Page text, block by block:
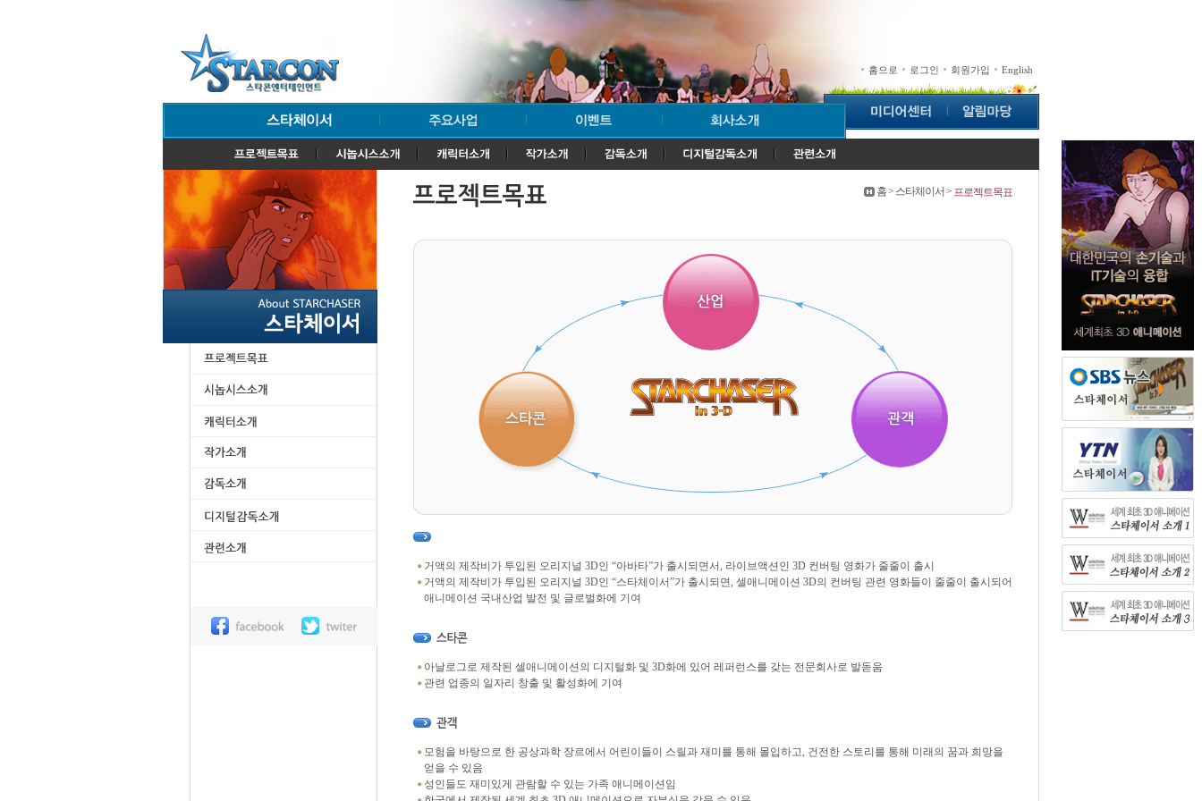
홈으로 로그인 회원가입 English
홈 > 스타체이서 > 프로젝트목표
거액의 제작비가 투입된 오리지널 3D인 “아바타”가 출시되면서, 라이브액션인 3D 컨버팅 영화가 줄줄이 출시
거액의 제작비가 투입된 오리지널 3D인 “스타체이서”가 출시되면, 셀애니메이션 3D의 컨버팅 관련 영화들이 줄줄이 출시되어
애니메이션 국내산업 발전 및 글로벌화에 기여
아날로그로 제작된 셀애니메이션의 디지털화 및 3D화에 있어 레퍼런스를 갖는 전문회사로 발돋움
관련 업종의 일자리 창출 및 활성화에 기여
모험을 바탕으로 한 공상과학 장르에서 어린이들이 스릴과 재미를 통해 몰입하고, 건전한 스토리를 통해 미래의 꿈과 희망을
얻을 수 있음
성인들도 재미있게 관람할 수 있는 가족 애니메이션임